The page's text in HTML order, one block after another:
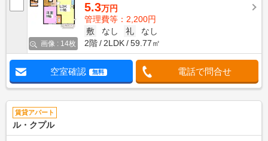
画像 : 14枚
5.3万円
管理費等：2,200円
敷
なし 礼
なし
2階
2LDK 59.77㎡
空室確認 無料 電話で問合せ
賃貸アパート
ル・クプル